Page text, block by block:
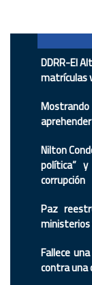
DDRR-El
matrículas
Nilton
política”
corrupción
Paz
ministerios
Fallece
contra una